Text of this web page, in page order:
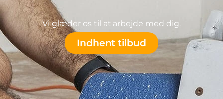
Vi glæder os til at arbejde med dig.
Indhent tilbud